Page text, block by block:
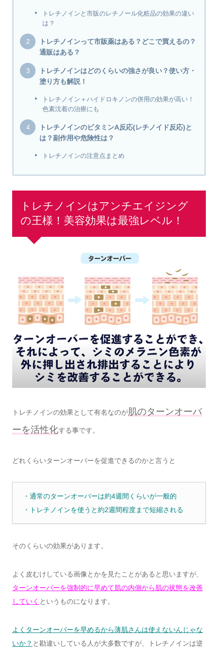
トレチノインと市販のレチノール化粧品の効果の違い
は？
トレチノインって市販薬はある？どこで買えるの？
通販はある？
トレチノインはどのくらいの強さが良い？使い方・
塗り方も解説！
トレチノイン＋ハイドロキノンの併用の効果が高い！
色素沈着の治療にも
トレチノインのビタミンA反応(レチノイド反応)と
は？副作用や危険性は？
トレチノインの注意点まとめ
トレチノインはアンチエイジング
の王様！美容効果は最強レベル！
トレチノインの効果として有名なのが肌のターンオーバ
ーを活性化する事です。
どれくらいターンオーバーを促進できるのかと言うと
・通常のターンオーバーは約4週間くらいが一般的
・トレチノインを使うと約2週間程度まで短縮される
そのくらいの効果があります。
よく皮むけしている画像とかを見たことがあると思いますが、
ターンオーバーを強制的に早めて肌の内側から肌の状態を改善
していく というものになります。
よくターンオーバーを早めるから薄肌さんは使えないんじゃな
いか？ と勘違いしている人が大多数ですが、トレチノインは逆